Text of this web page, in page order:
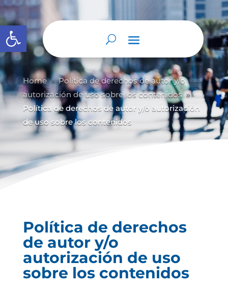
Abrir barra de herramientas
Home 9 Política de derechos de autor y/o
autorización de uso sobre los contenidos 9
Política de derechos de autor y/o autorización
de uso sobre los contenidos
Política de derechos
de autor y/o
autorización de uso
sobre los contenidos